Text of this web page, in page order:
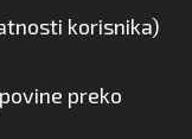
korisnika)
preko